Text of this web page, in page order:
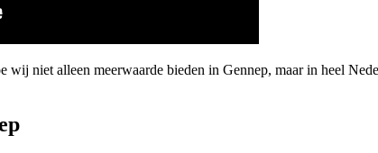
wij niet alleen meerwaarde bieden in Gennep, maar in heel